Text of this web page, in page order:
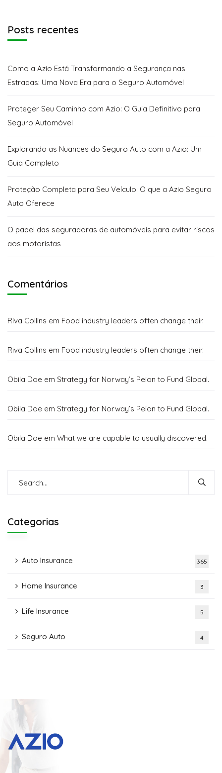
Posts recentes
Como a Azio Está Transformando a Segurança nas
Estradas: Uma Nova Era para o Seguro Automóvel
Proteger Seu Caminho com Azio: O Guia Definitivo para
Seguro Automóvel
Explorando as Nuances do Seguro Auto com a Azio: Um
Guia Completo
Proteção Completa para Seu Veículo: O que a Azio Seguro
Auto Oferece
O papel das seguradoras de automóveis para evitar riscos
aos motoristas
Comentários
Riva Collins em Food industry leaders often change their.
Riva Collins em Food industry leaders often change their.
Obila Doe em Strategy for Norway’s Peion to Fund Global.
Obila Doe em Strategy for Norway’s Peion to Fund Global.
Obila Doe em What we are capable to usually discovered.
Categorias
Auto Insurance 365
Home Insurance 3
Life Insurance 5
Seguro Auto 4